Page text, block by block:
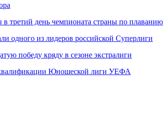
день чемпионата страны по плаванию
одного из лидеров российской Суперлиги
победу кряду в сезоне экстралиги
Юношеской лиги УЕФА